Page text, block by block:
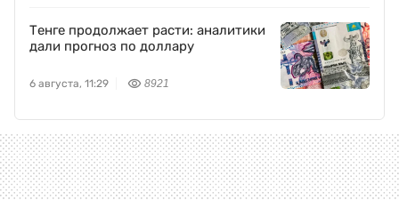
Тенге продолжает расти: аналитики
дали прогноз по доллару
6 августа, 11:29 8921